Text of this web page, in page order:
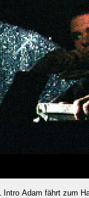
und Adventure
Gegner
Intro Adam fährt zum